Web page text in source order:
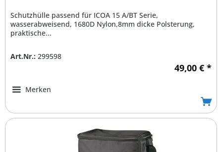
Schutzhülle passend für ICOA 15 A/BT Serie,
wasserabweisend, 1680D Nylon,8mm dicke Polsterung,
praktische...
Art.Nr.: 299598
49,00 € *
Merken